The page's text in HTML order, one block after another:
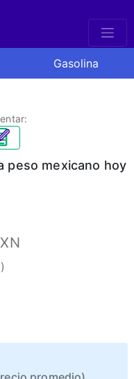
Gasolina
peso mexicano hoy